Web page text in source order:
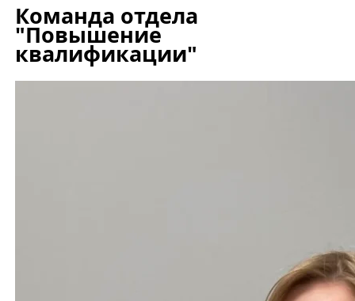
Команда отдела
"Повышение
квалификации"